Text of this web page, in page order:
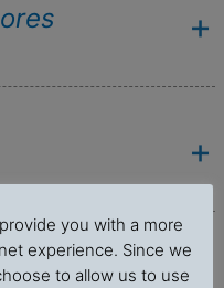
you with a more
experience. Since we
to allow us to use